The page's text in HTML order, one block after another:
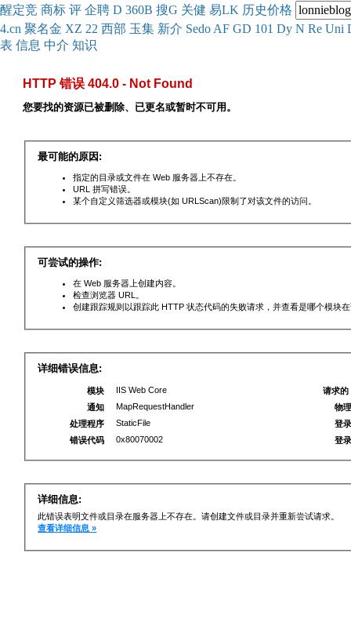
醒定竞 商标 评 企聘 D 360B 搜G 关健 易LK 历史价格
4.cn 聚名金 XZ 22 西部 玉集 新介 Sedo AF GD 101 Dy N Re Uni
表 信息 中介 知识